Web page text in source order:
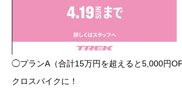
◯プランA（合計15万円を超えると5,000円
クロスバイクに！